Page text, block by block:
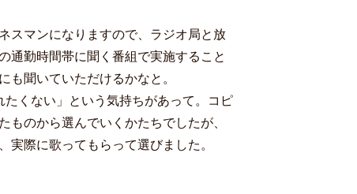
スマンになりますので、ラジオ局と放
通勤時間帯に聞く番組で実施すること
も聞いていただけるかなと。
くない」という気持ちがあって。コピ
ものから選んでいくかたちでしたが、
実際に歌ってもらって選びました。